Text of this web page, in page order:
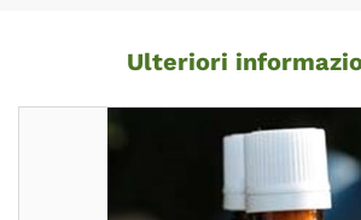
Ulteriori